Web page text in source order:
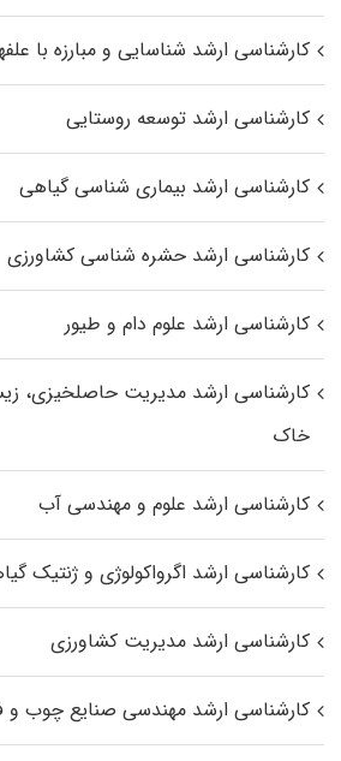
کارشناسی ارشد شناسایی و مبارزه با
کارشناسی ارشد توسعه روستایی
کارشناسی ارشد بیماری‌ شناسی گیاهی
کارشناسی ارشد حشره‌ شناسی کشاورزی
کارشناسی ارشد علوم دام و طیور
کارشناسی ارشد مدیریت حاصلخیزی،
خاک
کارشناسی ارشد علوم و مهندسی آب
کارشناسی ارشد اگرواکولوژی و ژنتیک
کارشناسی ارشد مدیریت کشاورزی
کارشناسی ارشد مهندسی صنایع چوب و